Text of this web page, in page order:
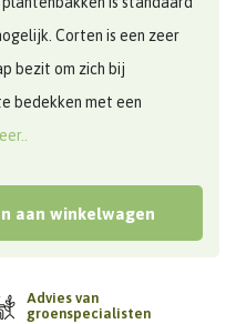
Corten is een zeer
bezit om zich bij
bedekken met een
aan winkelwagen
Advies van
groenspecialisten